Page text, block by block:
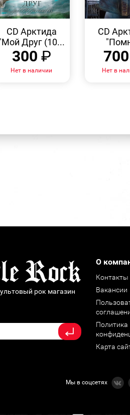
ПРОСМОТР
CD Арктида
Друг (10...
300 ₽
Нет в наличии
CD
700
Нет в
рок магазин
О
Контакты
Вакансии
Политика
Карта
Мы в соцсетях